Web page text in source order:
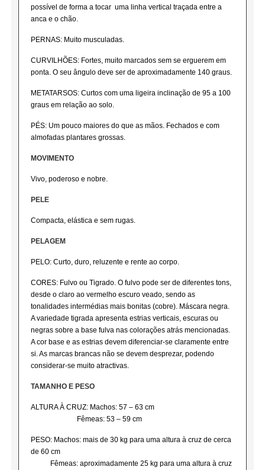
possível de forma a tocar uma linha vertical traçada entre a
anca e o chão.
PERNAS: Muito musculadas.
CURVILHÕES: Fortes, muito marcados sem se erguerem em
ponta. O seu ângulo deve ser de aproximadamente 140 graus.
METATARSOS: Curtos com uma ligeira inclinação de 95 a 100
graus em relação ao solo.
PÉS: Um pouco maiores do que as mãos. Fechados e com
almofadas plantares grossas.
MOVIMENTO
Vivo, poderoso e nobre.
PELE
Compacta, elástica e sem rugas.
PELAGEM
PELO: Curto, duro, reluzente e rente ao corpo.
CORES: Fulvo ou Tigrado. O fulvo pode ser de diferentes tons,
desde o claro ao vermelho escuro veado, sendo as
tonalidades intermédias mais bonitas (cobre). Máscara negra.
A variedade tigrada apresenta estrias verticais, escuras ou
negras sobre a base fulva nas colorações atrás mencionadas.
A cor base e as estrias devem diferenciar-se claramente entre
si. As marcas brancas não se devem desprezar, podendo
considerar-se muito atractivas.
TAMANHO E PESO
ALTURA À CRUZ: Machos: 57 – 63 cm
Fêmeas: 53 – 59 cm
PESO: Machos: mais de 30 kg para uma altura à cruz de cerca
de 60 cm
Fêmeas: aproximadamente 25 kg para uma altura à cruz